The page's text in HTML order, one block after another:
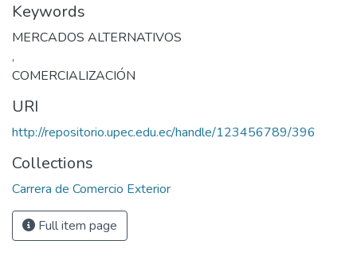
Keywords
MERCADOS ALTERNATIVOS
,
COMERCIALIZACIÓN
URI
http://repositorio.upec.edu.ec/handle/123456789/396
Collections
Carrera de Comercio Exterior
Full item page